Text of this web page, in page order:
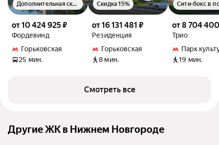
от 10 424 925 ₽
Фордевинд
Горьковская
25 мин.
Дополнительная скидка 1.5%
от 16 131 481 ₽
Резиденция
Горьковская
8 мин.
Скидка 15%
от 8 704
Трио
Парк
19 мин.
Сити-бокс в
Смотреть все
Другие ЖК в Нижнем Новгороде